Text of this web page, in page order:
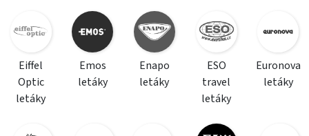
Eiffel
Optic
letáky
Emos
letáky
Enapo
letáky
ESO
travel
letáky
Euronova
letáky